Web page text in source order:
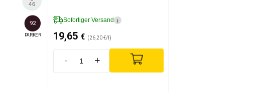
46
92
PARKER
Sofortiger Versand i
19,65 € (26,20 €/l)
- +